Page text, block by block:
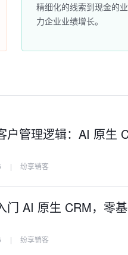
精细化的线索到现金的
力企业业绩增长。
户管理逻辑：AI 原生
| 纷享销客
门 AI 原生 CRM，零
| 纷享销客